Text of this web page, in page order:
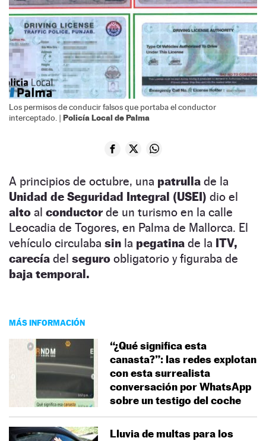
Los permisos de conducir falsos que portaba el conductor
interceptado. | Policía Local de Palma
A principios de octubre, una patrulla de la
Unidad de Seguridad Integral (USEI) dio el
alto al conductorde un turismo en la calle
Leocadia de Togores, en Palma de Mallorca. El
vehículo circulaba sin la pegatina de la ITV,
carecía del seguro obligatorio y figuraba de
baja temporal.
MÁS INFORMACIÓN
“¿Qué significa esta
canasta?”: las redes explotan
con esta surrealista
conversación por WhatsApp
sobre un testigo del coche
Lluvia de multas para los